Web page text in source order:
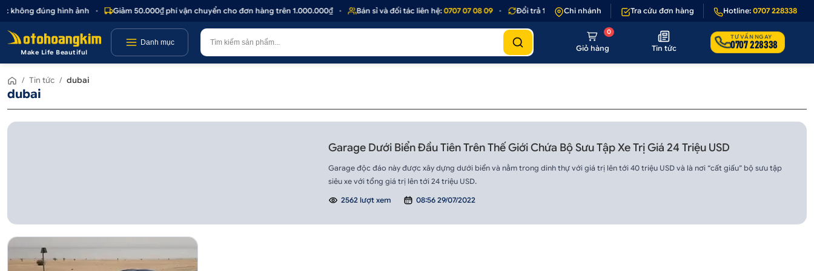
không đúng hình ảnh • Giảm 50.000₫ phí vận chuyển cho đơn hàng trên 1.000.000₫ • Bán sỉ và đối tác liên hệ:0707 07 08 09 • Đổi trả 1 - 1 nếu sản phẩm lỗi hoặc không đúng hình ảnh • Giảm 50.000₫ phí
Chi nhánh Tra cứu đơn hàng Hotline: 0707 228338
Make Life Beautiful
Danh mục
Giỏ hàng
0
Tin tức
TƯ VẤN NGAY
0707 228338
/ Tin tức / dubai
dubai
Garage Dưới Biển Đầu Tiên Trên Thế Giới Chứa Bộ Sưu Tập Xe Trị Giá 24 Triệu USD
Garage độc đáo này được xây dựng dưới biển và nằm trong dinh thự với giá trị lên tới 40 triệu USD và là nơi “cất giấu” bộ sưu tập
siêu xe với tổng giá trị lên tới 24 triệu USD.
2562 lượt xem 08:56 29/07/2022